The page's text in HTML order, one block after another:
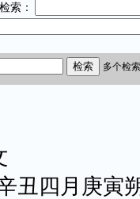
索：
四月庚寅